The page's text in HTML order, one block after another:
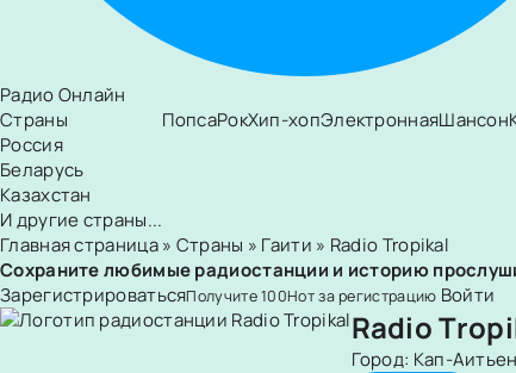
Радио Онлайн
Страны
Россия
Беларусь
Казахстан
И другие страны...
ПопсаРокХип-хопЭлектроннаяШансон
Главная страница» Страны » Гаити » Radio Tropikal
Сохраните любимые радиостанции и историю
ЗарегистрироватьсяПолучите100Нотза регистрацию Войти
Radio
Город: Кап-